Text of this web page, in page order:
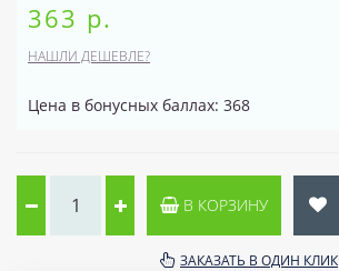
363 р.
НАШЛИ ДЕШЕВЛЕ?
Цена в бонусных баллах: 368
В КОРЗИНУ
ЗАКАЗАТЬ В ОДИН КЛИК